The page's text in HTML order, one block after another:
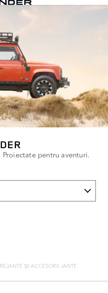
pentru aventuri.
JANTE ȘI ACCESORII JANTE